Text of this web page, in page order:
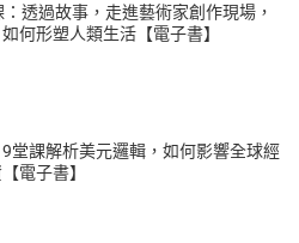
透過故事，走進藝術家創作現場，
何形塑人類生活【電子書】
堂課解析美元邏輯，如何影響全球經
電子書】